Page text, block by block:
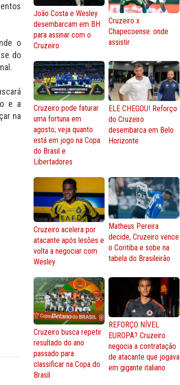
o
do
e a
na
João Costa e Wesley
desembarcam em BH
para assinar com o
Cruzeiro
Cruzeiro x
Chapecoense: onde
assistir
Cruzeiro pode faturar
uma fortuna em
agosto; veja quanto
está em jogo na Copa
do Brasil e
Libertadores
ELE CHEGOU! Reforço
do Cruzeiro
desembarca em Belo
Horizonte
Cruzeiro acelera por
atacante após lesões e
volta a negociar com
Wesley
Matheus Pereira
decide, Cruzeiro vence
o Coritiba e sobe na
tabela do Brasileirão
Cruzeiro busca repetir
resultado do ano
passado para
classificar na Copa do
Brasil
REFORÇO NÍVEL
EUROPA? Cruzeiro
negocia a contratação
de atacante que jogava
em gigante italiano